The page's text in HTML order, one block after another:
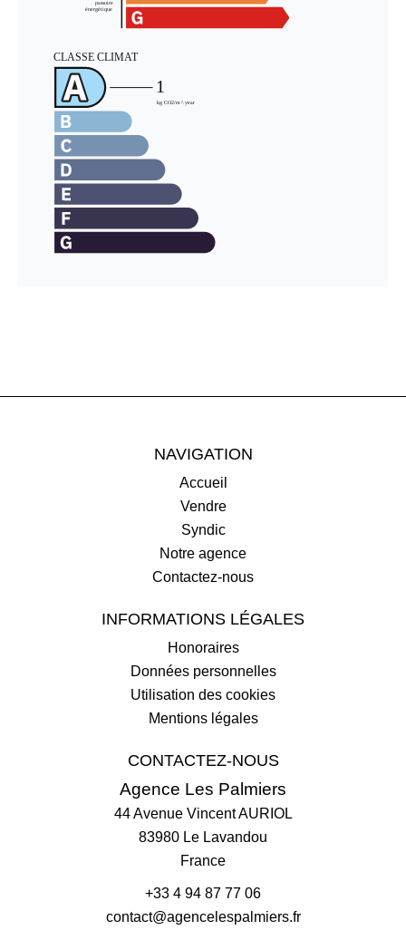
NAVIGATION
Accueil
Vendre
Syndic
Notre agence
Contactez-nous
INFORMATIONS LÉGALES
Honoraires
Données personnelles
Utilisation des cookies
Mentions légales
CONTACTEZ-NOUS
Agence Les Palmiers
44 Avenue Vincent AURIOL
83980 Le Lavandou
France
+33 4 94 87 77 06
contact@agencelespalmiers.fr